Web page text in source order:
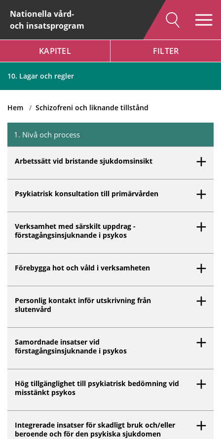
Nationella vård-
och insatsprogram
KAPITEL FILTER
10. Lagar och regler
Schizofreni och liknande tillstånd
Hem Schizofreni och liknande tillstånd
1 . Nivå och process
Arbetssätt vid bristande sjukdomsinsikt
Psykiatrisk konsultation till primärvården
Verksamhet med särskilt uppdrag -
förstagångsinsjuknande i psykos
Förebygga hot och våld i verksamheten
Personlig kontakt inför utskrivning från
slutenvård
Samordnade insatser vid
förstagångsinsjuknande i psykos
Hög tillgänglighet till psykiatrisk bedömning vid
misstänkt psykos
Integrerade insatser för skadligt bruk och/eller
beroende och för den psykiska sjukdomen